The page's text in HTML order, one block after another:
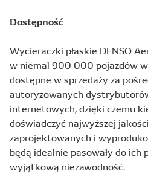
Dostępność
Wycieraczki płaskie DENSO
w niemal 900 000 pojazdów w
dostępne w sprzedaży za
autoryzowanych
internetowych, dzięki czemu
doświadczyć najwyższej
zaprojektowanych i
będą idealnie pasowały do ich
wyjątkową niezawodność.